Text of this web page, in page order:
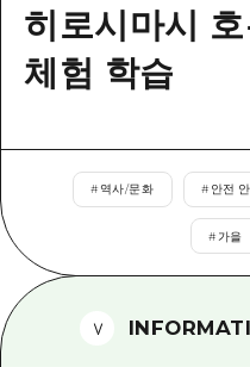
기준
역사/문화
자연
빠른 여행
당일치기
1박 2일
2박 3일
시마네(島
히로시
수하물
자원봉사
히로시마
히로시마시
체험 학습
# 역사/문화 # 안전
# 가을